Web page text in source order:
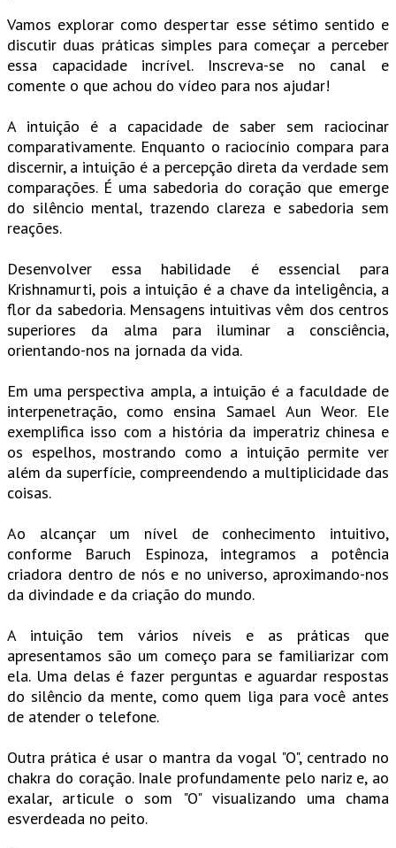
Vamos explorar como despertar esse sétimo sentido e
discutir duas práticas simples para começar a perceber
essa capacidade incrível. Inscreva-se no canal e
comente o que achou do vídeo para nos ajudar!
A intuição é a capacidade de saber sem raciocinar
comparativamente. Enquanto o raciocínio compara para
discernir, a intuição é a percepção direta da verdade sem
comparações. É uma sabedoria do coração que emerge
do silêncio mental, trazendo clareza e sabedoria sem
reações.
Desenvolver essa habilidade é essencial para
Krishnamurti, pois a intuição é a chave da inteligência, a
flor da sabedoria. Mensagens intuitivas vêm dos centros
superiores da alma para iluminar a consciência,
orientando-nos na jornada da vida.
Em uma perspectiva ampla, a intuição é a faculdade de
interpenetração, como ensina Samael Aun Weor. Ele
exemplifica isso com a história da imperatriz chinesa e
os espelhos, mostrando como a intuição permite ver
além da superfície, compreendendo a multiplicidade das
coisas.
Ao alcançar um nível de conhecimento intuitivo,
conforme Baruch Espinoza, integramos a potência
criadora dentro de nós e no universo, aproximando-nos
da divindade e da criação do mundo.
A intuição tem vários níveis e as práticas que
apresentamos são um começo para se familiarizar com
ela. Uma delas é fazer perguntas e aguardar respostas
do silêncio da mente, como quem liga para você antes
de atender o telefone.
Outra prática é usar o mantra da vogal "O", centrado no
chakra do coração. Inale profundamente pelo nariz e, ao
exalar, articule o som "O" visualizando uma chama
esverdeada no peito.